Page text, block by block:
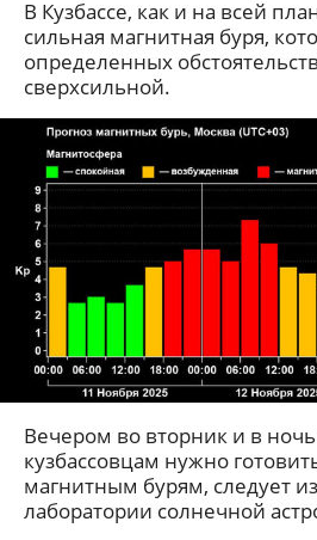
В Кузбассе, как и на всей
сильная магнитная буря,
определенных
сверхсильной.
Вечером во вторник и в
кузбассовцам нужно
магнитным бурям, следует
лаборатории солнечной